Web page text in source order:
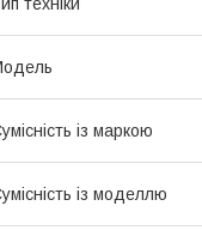
із маркою
із моделлю